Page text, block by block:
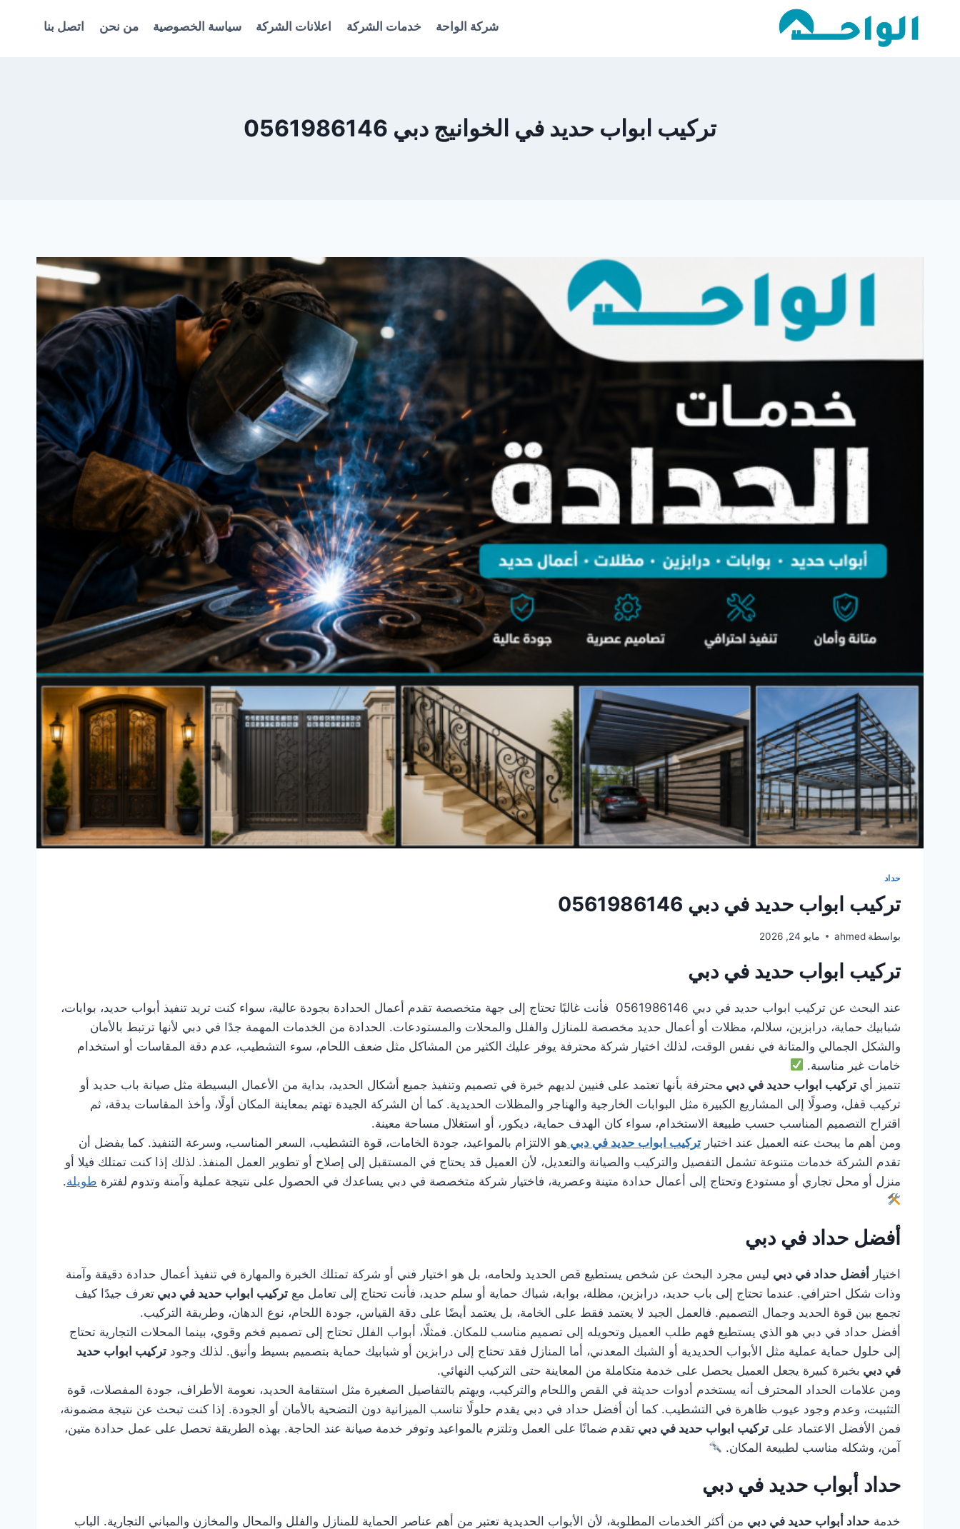
شركة الواحة خدمات الشركة اعلانات الشركة سياسة الخصوصية من نحن اتصل بنا
تركيب ابواب حديد في الخوانيج دبي 0561986146
حداد
تركيب ابواب حديد في دبي 0561986146
بواسطة ahmed مايو 24, 2026
تركيب ابواب حديد في دبي
عند البحث عن تركيب ابواب حديد في دبي 0561986146 فأنت غالبًا تحتاج إلى جهة متخصصة تقدم أعمال الحدادة بجودة عالية، سواء كنت تريد تنفيذ أبواب حديد، بوابات،
شبابيك حماية، درابزين، سلالم، مظلات أو أعمال حديد مخصصة للمنازل والفلل والمحلات والمستودعات. الحدادة من الخدمات المهمة جدًا في دبي لأنها ترتبط بالأمان
والشكل الجمالي والمتانة في نفس الوقت، لذلك اختيار شركة محترفة يوفر عليك الكثير من المشاكل مثل ضعف اللحام، سوء التشطيب، عدم دقة المقاسات أو استخدام
خامات غير مناسبة.
تتميز أي تركيب ابواب حديد في دبي محترفة بأنها تعتمد على فنيين لديهم خبرة في تصميم وتنفيذ جميع أشكال الحديد، بداية من الأعمال البسيطة مثل صيانة باب حديد أو
تركيب قفل، وصولًا إلى المشاريع الكبيرة مثل البوابات الخارجية والهناجر والمظلات الحديدية. كما أن الشركة الجيدة تهتم بمعاينة المكان أولًا، وأخذ المقاسات بدقة، ثم
اقتراح التصميم المناسب حسب طبيعة الاستخدام، سواء كان الهدف حماية، ديكور، أو استغلال مساحة معينة.
ومن أهم ما يبحث عنه العميل عند اختيار تركيب ابواب حديد في دبي هو الالتزام بالمواعيد، جودة الخامات، قوة التشطيب، السعر المناسب، وسرعة التنفيذ. كما يفضل أن
تقدم الشركة خدمات متنوعة تشمل التفصيل والتركيب والصيانة والتعديل، لأن العميل قد يحتاج في المستقبل إلى إصلاح أو تطوير العمل المنفذ. لذلك إذا كنت تمتلك فيلا أو
منزل أو محل تجاري أو مستودع وتحتاج إلى أعمال حدادة متينة وعصرية، فاختيار شركة متخصصة في دبي يساعدك في الحصول على نتيجة عملية وآمنة وتدوم لفترة طويلة.
أفضل حداد في دبي
اختيار أفضل حداد في دبي ليس مجرد البحث عن شخص يستطيع قص الحديد ولحامه، بل هو اختيار فني أو شركة تمتلك الخبرة والمهارة في تنفيذ أعمال حدادة دقيقة وآمنة
وذات شكل احترافي. عندما تحتاج إلى باب حديد، درابزين، مظلة، بوابة، شباك حماية أو سلم حديد، فأنت تحتاج إلى تعامل مع تركيب ابواب حديد في دبي تعرف جيدًا كيف
تجمع بين قوة الحديد وجمال التصميم. فالعمل الجيد لا يعتمد فقط على الخامة، بل يعتمد أيضًا على دقة القياس، جودة اللحام، نوع الدهان، وطريقة التركيب.
أفضل حداد في دبي هو الذي يستطيع فهم طلب العميل وتحويله إلى تصميم مناسب للمكان. فمثلًا، أبواب الفلل تحتاج إلى تصميم فخم وقوي، بينما المحلات التجارية تحتاج
إلى حلول حماية عملية مثل الأبواب الحديدية أو الشبك المعدني، أما المنازل فقد تحتاج إلى درابزين أو شبابيك حماية بتصميم بسيط وأنيق. لذلك وجود تركيب ابواب حديد
في دبي بخبرة كبيرة يجعل العميل يحصل على خدمة متكاملة من المعاينة حتى التركيب النهائي.
ومن علامات الحداد المحترف أنه يستخدم أدوات حديثة في القص واللحام والتركيب، ويهتم بالتفاصيل الصغيرة مثل استقامة الحديد، نعومة الأطراف، جودة المفصلات، قوة
التثبيت، وعدم وجود عيوب ظاهرة في التشطيب. كما أن أفضل حداد في دبي يقدم حلولًا تناسب الميزانية دون التضحية بالأمان أو الجودة. إذا كنت تبحث عن نتيجة مضمونة،
فمن الأفضل الاعتماد على تركيب ابواب حديد في دبي تقدم ضمانًا على العمل وتلتزم بالمواعيد وتوفر خدمة صيانة عند الحاجة. بهذه الطريقة تحصل على عمل حدادة متين،
آمن، وشكله مناسب لطبيعة المكان.
حداد أبواب حديد في دبي
خدمة حداد أبواب حديد في دبي من أكثر الخدمات المطلوبة، لأن الأبواب الحديدية تعتبر من أهم عناصر الحماية للمنازل والفلل والمحال والمخازن والمباني التجارية. الباب